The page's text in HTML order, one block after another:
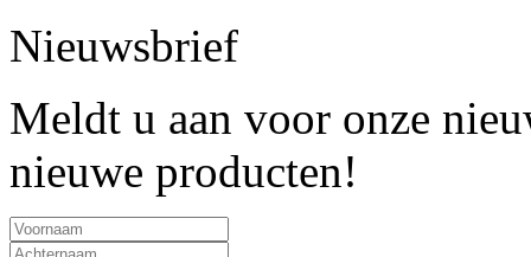
Nieuwsbrief
Meldt u aan voor onze
nieuwe producten!